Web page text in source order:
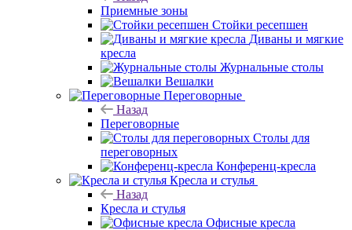
Приемные зоны
Стойки ресепшен
Диваны и мягкие
кресла
Журнальные столы
Вешалки
Переговорные
Назад
Переговорные
Столы для
переговорных
Конференц-кресла
Кресла и стулья
Назад
Кресла и стулья
Офисные кресла